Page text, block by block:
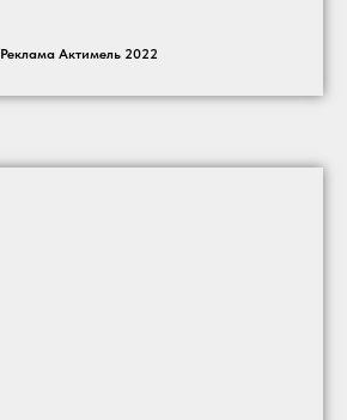
Реклама Актимель 2022